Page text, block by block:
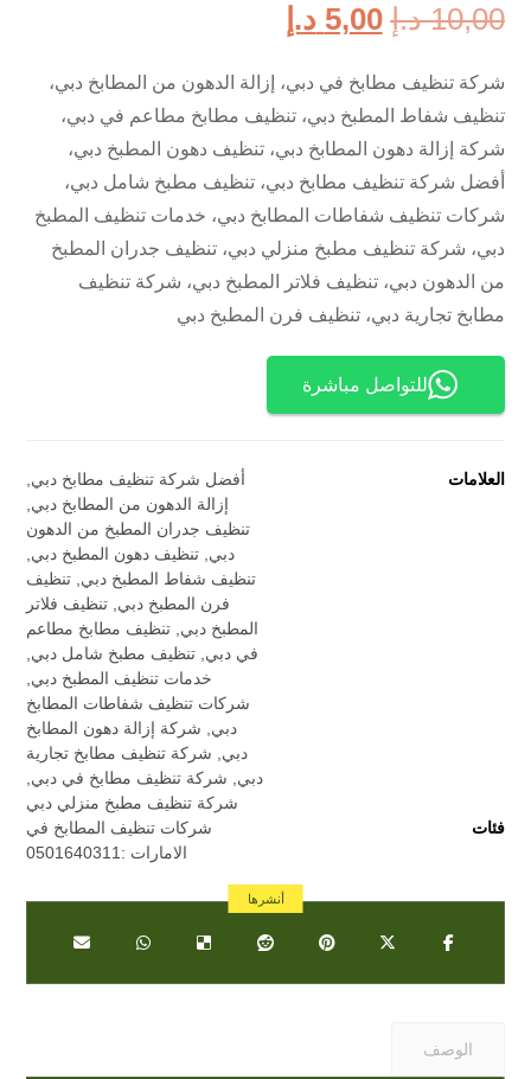
10,00 د.إ 5,00 د.إ
شركة تنظيف مطابخ في دبي، إزالة الدهون من المطابخ دبي،
تنظيف شفاط المطبخ دبي، تنظيف مطابخ مطاعم في دبي،
شركة إزالة دهون المطابخ دبي، تنظيف دهون المطبخ دبي،
أفضل شركة تنظيف مطابخ دبي، تنظيف مطبخ شامل دبي،
شركات تنظيف شفاطات المطابخ دبي، خدمات تنظيف المطبخ
دبي، شركة تنظيف مطبخ منزلي دبي، تنظيف جدران المطبخ
من الدهون دبي، تنظيف فلاتر المطبخ دبي، شركة تنظيف
مطابخ تجارية دبي، تنظيف فرن المطبخ دبي
للتواصل مباشرة
العلامات أفضل شركة تنظيف مطابخ دبي
إزالة الدهون من المطابخ دبي
تنظيف جدران المطبخ من الدهون
دبي تنظيف دهون المطبخ دبي
تنظيف شفاط المطبخ دبي تنظيف
فرن المطبخ دبي تنظيف فلاتر
المطبخ دبي تنظيف مطابخ مطاعم
في دبي تنظيف مطبخ شامل دبي
خدمات تنظيف المطبخ دبي
شركات تنظيف شفاطات المطابخ
دبي
شركة إزالة دهون المطابخ
دبي
شركة تنظيف مطابخ تجارية
دبي
شركة تنظيف مطابخ في دبي
شركة تنظيف مطبخ منزلي دبي
فئات
شركات تنظيف المطابخ في
الامارات :0501640311
الوصف